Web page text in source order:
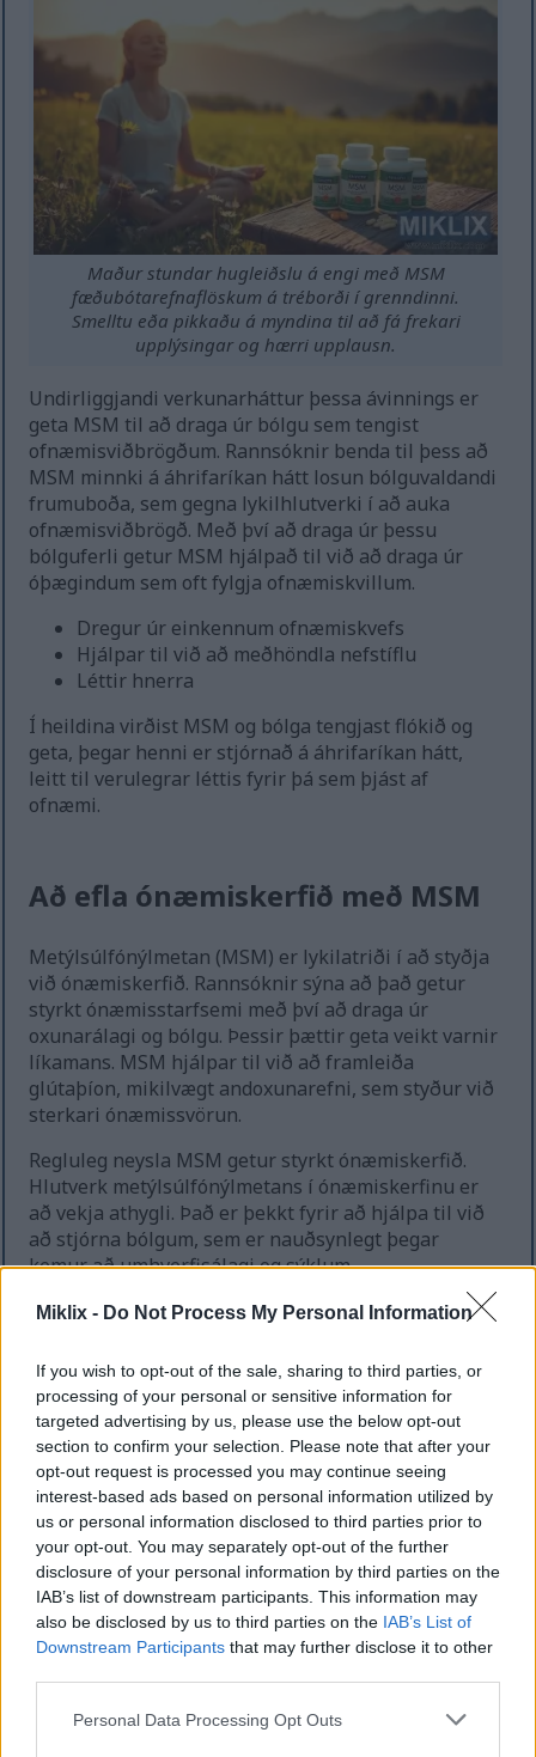
Miklix - Do Not Process My Personal Information
If you wish to opt-out of the sale, sharing to third parties, or
processing of your personal or sensitive information for
targeted advertising by us, please use the below opt-out
section to confirm your selection. Please note that after your
opt-out request is processed you may continue seeing
interest-based ads based on personal information utilized by
us or personal information disclosed to third parties prior to
your opt-out. You may separately opt-out of the further
disclosure of your personal information by third parties on the
IAB’s list of downstream participants. This information may
also be disclosed by us to third parties on the IAB’s List of
Downstream Participants that may further disclose it to other
Please note that this website/app uses one or more Google
Personal Data Processing Opt Outs
Maður stundar hugleiðslu á engi með MSM
fæðubótarefnaflöskum á tréborði í grenndinni.
Smelltu eða pikkaðu á myndina til að fá frekari
upplýsingar og hærri upplausn.
Undirliggjandi verkunarháttur þessa ávinnings er
geta MSM til að draga úr bólgu sem tengist
ofnæmisviðbrögðum. Rannsóknir benda til þess að
MSM minnki á áhrifaríkan hátt losun bólguvaldandi
frumuboða, sem gegna lykilhlutverki í að auka
ofnæmisviðbrögð. Með því að draga úr þessu
bólguferli getur MSM hjálpað til við að draga úr
óþægindum sem oft fylgja ofnæmiskvillum.
Dregur úr einkennum ofnæmiskvefs
Hjálpar til við að meðhöndla nefstíflu
Léttir hnerra
Í heildina virðist MSM og bólga tengjast flókið og
geta, þegar henni er stjórnað á áhrifaríkan hátt,
leitt til verulegrar léttis fyrir þá sem þjást af
ofnæmi.
Að efla ónæmiskerfið með MSM
Metýlsúlfónýlmetan (MSM) er lykilatriði í að styðja
við ónæmiskerfið. Rannsóknir sýna að það getur
styrkt ónæmisstarfsemi með því að draga úr
oxunarálagi og bólgu. Þessir þættir geta veikt varnir
líkamans. MSM hjálpar til við að framleiða
glútaþíon, mikilvægt andoxunarefni, sem styður við
sterkari ónæmissvörun.
Regluleg neysla MSM getur styrkt ónæmiskerfið.
Hlutverk metýlsúlfónýlmetans í ónæmiskerfinu er
að vekja athygli. Það er þekkt fyrir að hjálpa til við
að stjórna bólgum, sem er nauðsynlegt þegar
kemur að umhverfisálagi og sýklum.
Að bæta MSM við daglega rútínu getur bætt heilsu
ónæmiskerfinu er MSM verðmæt viðbót. Það getur
verið lykilþáttur í vellíðunaráætlun.
Áhrif MSM á húðheilsu
Metýlsúlfónýlmetan (MSM) er byltingarkennd í
húðumhirðu og býður upp á bæði snyrtifræðilega
og húðfræðilega kosti. Það er þekkt fyrir getu sína
til að styrkja keratín, sem er mikilvægt prótein í
húð, hári og nöglum. Þessi styrking leiðir til
Rannsóknir benda til þess að MSM geti dregið úr